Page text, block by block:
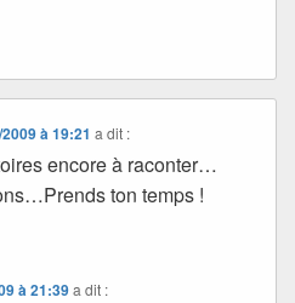
à 19:21 a dit :
encore à raconter…
ton temps !
à 21:39a dit :